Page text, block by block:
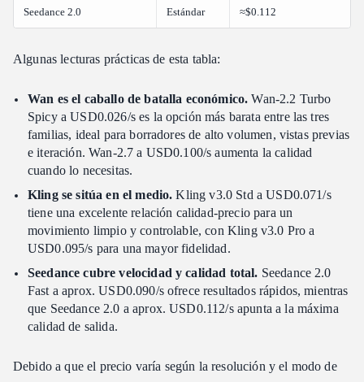
Seedance 2.0 Estándar ≈$0.112
Algunas lecturas prácticas de esta tabla:
Wan es el caballo de batalla económico. Wan-2.2 Turbo
Spicy a USD0.026/s es la opción más barata entre las tres
familias, ideal para borradores de alto volumen, vistas previas
e iteración. Wan-2.7 a USD0.100/s aumenta la calidad
cuando lo necesitas.
Kling se sitúa en el medio. Kling v3.0 Std a USD0.071/s
tiene una excelente relación calidad-precio para un
movimiento limpio y controlable, con Kling v3.0 Pro a
USD0.095/s para una mayor fidelidad.
Seedance cubre velocidad y calidad total. Seedance 2.0
Fast a aprox. USD0.090/s ofrece resultados rápidos, mientras
que Seedance 2.0 a aprox. USD0.112/s apunta a la máxima
calidad de salida.
Debido a que el precio varía según la resolución y el modo de